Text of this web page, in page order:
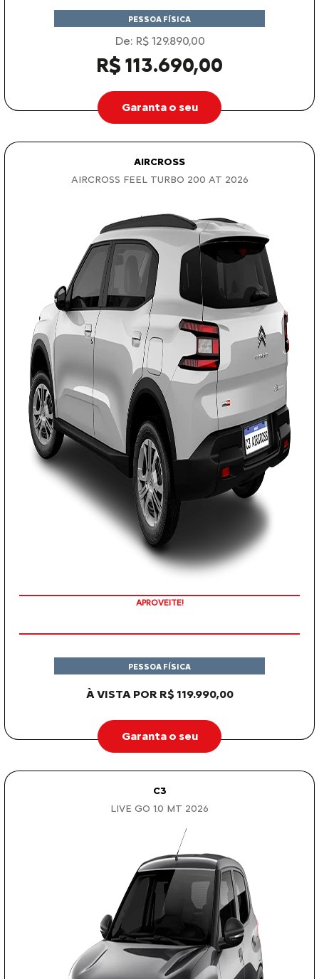
PESSOA FÍSICA
De: R$ 129.890,00
R$ 113.690,00
Garanta o seu
AIRCROSS
AIRCROSS FEEL TURBO 200 AT 2026
APROVEITE!
À VISTA POR R$ 119.990,00
PESSOA FÍSICA
Garanta o seu
C3
LIVE GO 1.0 MT 2026